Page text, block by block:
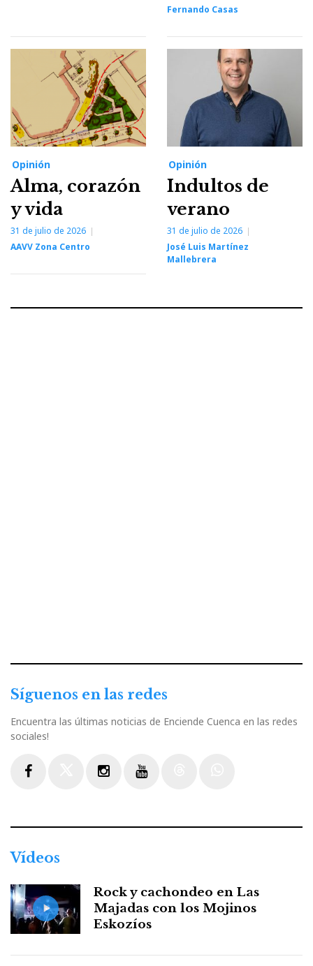
Fernando Casas
Opinión
Alma, corazón
y vida
31 de julio de 2026
AAVV Zona Centro
Opinión
Indultos de
verano
31 de julio de 2026
José Luis Martínez
Mallebrera
Síguenos en las redes
Encuentra las últimas noticias de Enciende Cuenca en las redes
sociales!
Vídeos
Rock y cachondeo en Las
Majadas con los Mojinos
Eskozíos